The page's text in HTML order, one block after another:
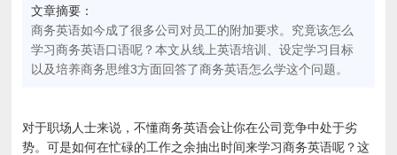
文章摘要：
商务英语如今成了很多公司对员工的附加要求。究竟该怎么
学习商务英语口语呢？本文从线上英语培训、设定学习目标
以及培养商务思维3方面回答了商务英语怎么学这个问题。
对于职场人士来说，不懂商务英语会让你在公司竞争中处于劣
势。可是如何在忙碌的工作之余抽出时间来学习商务英语呢？这